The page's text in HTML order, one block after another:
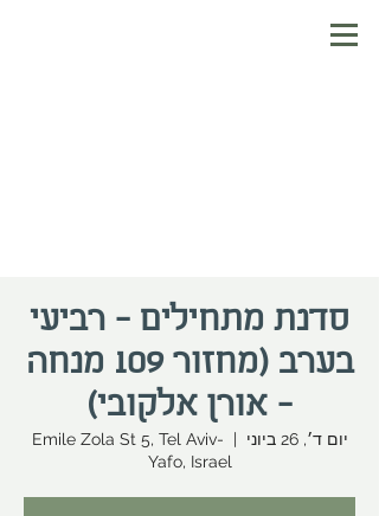
סדנת מתחילים - רביעי
בערב (מחזור 109 מנחה
- אורן אלקובי)
יום ד׳, 26 ביוני
  |
Emile Zola St 5, Tel Aviv-
Yafo, Israel